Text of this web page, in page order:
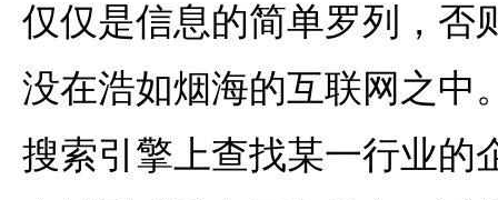
仅仅是信息的简单罗列，否
没在浩如烟海的互联网之中
搜索引擎上查找某一行业的